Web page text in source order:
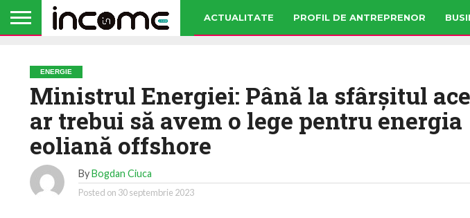
ACTUALITATE PROFIL DE ANTREPRENOR
ENERGIE
Ministrul Energiei: Până la sfârşitul
ar trebui să avem o lege pentru energia
eoliană offshore
ByBogdan Ciuca
Posted on 30 septembrie 2023